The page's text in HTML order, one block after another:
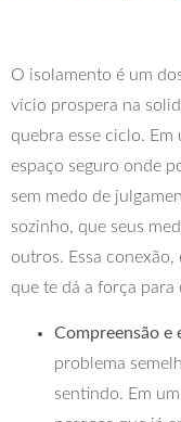
O isolamento é um
vício prospera na
quebra esse ciclo.
espaço seguro onde
sem medo de
sozinho, que seus
outros. Essa conexão,
que te dá a força para
Compreensão e
problema
sentindo. Em